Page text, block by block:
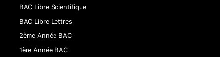
BAC Libre Scientifique
BAC Libre Lettres
2ème Année BAC
1ère Année BAC